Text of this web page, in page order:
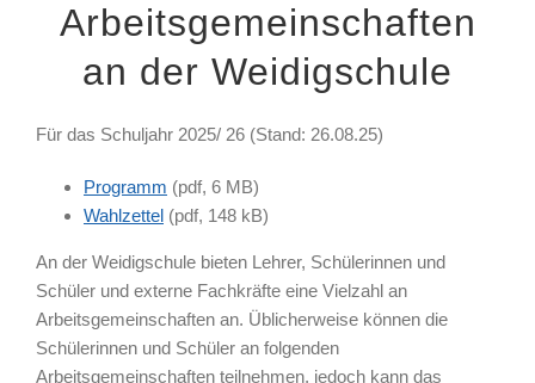
Arbeitsgemeinschaften
an der Weidigschule
Für das Schuljahr 2025/ 26 (Stand: 26.08.25)
Programm (pdf, 6 MB)
Wahlzettel (pdf, 148 kB)
An der Weidigschule bieten Lehrer, Schülerinnen und
Schüler und externe Fachkräfte eine Vielzahl an
Arbeitsgemeinschaften an. Üblicherweise können die
Schülerinnen und Schüler an folgenden
Arbeitsgemeinschaften teilnehmen, jedoch kann das